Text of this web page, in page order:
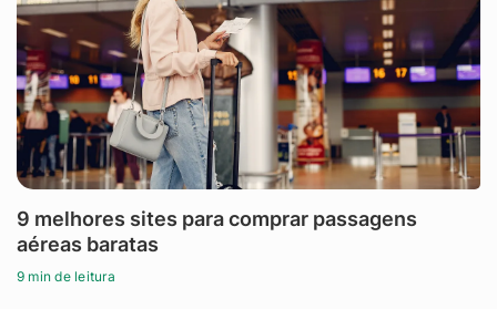
9 melhores sites para comprar passagens
aéreas baratas
9 min de leitura